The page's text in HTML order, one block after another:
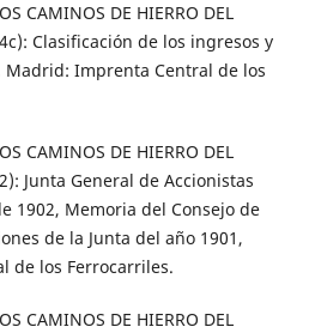
CAMINOS DE HIERRO DEL
Clasificación de los ingresos y
Madrid: Imprenta Central de los
CAMINOS DE HIERRO DEL
Junta General de Accionistas
1902, Memoria del Consejo de
de la Junta del año 1901,
de los Ferrocarriles.
CAMINOS DE HIERRO DEL